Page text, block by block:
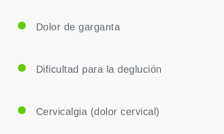
Dolor de garganta
Dificultad para la deglución
Cervicalgia (dolor cervical)